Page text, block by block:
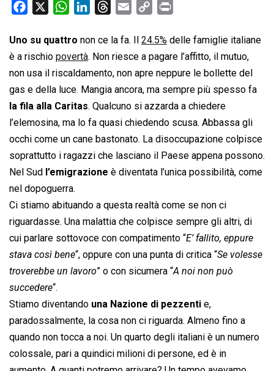
c
e
b
o
o
k
W
a
t
s
A
p
p
n
k
e
d
I
n
r
e
a
d
s
a
i
l
p
y
L
i
n
k
i
n
t
Uno su quattro non ce la fa. Il 24.5% delle famiglie italiane
è a rischio povertà. Non riesce a pagare l’affitto, il mutuo,
non usa il riscaldamento, non apre neppure le bollette del
gas e della luce. Mangia ancora, ma sempre più spesso fa
la fila alla Caritas. Qualcuno si azzarda a chiedere
l’elemosina, ma lo fa quasi chiedendo scusa. Abbassa gli
occhi come un cane bastonato. La disoccupazione colpisce
soprattutto i ragazzi che lasciano il Paese appena possono.
Nel Sud l’emigrazione è diventata l’unica possibilità, come
nel dopoguerra.
Ci stiamo abituando a questa realtà come se non ci
riguardasse. Una malattia che colpisce sempre gli altri, di
cui parlare sottovoce con compatimento “E’ fallito, eppure
stava così bene“, oppure con una punta di critica “Se volesse
troverebbe un lavoro” o con sicumera “A noi non può
succedere“.
Stiamo diventando una Nazione di pezzenti e,
paradossalmente, la cosa non ci riguarda. Almeno fino a
quando non tocca a noi. Un quarto degli italiani è un numero
colossale, pari a quindici milioni di persone, ed è in